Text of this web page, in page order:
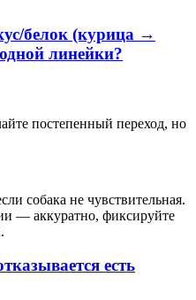
белок (курица →
линейки?
постепенный переход, но
собака не чувствительная.
— аккуратно, фиксируйте
есть